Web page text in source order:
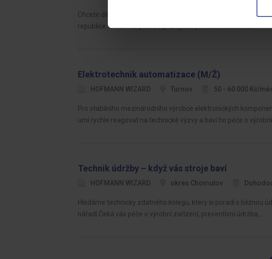
Chcete dělat elektro práci, která není pořád dokola
republice. Čeká Vás práce v průmyslových, komerčních a…
Elektrotechnik automatizace (M/Ž)
HOFMANN WIZARD Turnov 50 - 60 000 Kč/
Pro stabilního mezinárodního výrobce elektronických
umí rychle reagovat na technické výzvy a baví ho péče o výrobní…
Technik údržby – když vás stroje baví
HOFMANN WIZARD okres Chomutov
Hledáme technicky zdatného kolegu, který si poradí s běžnou
nářadí.Čeká vás péče o výrobní zařízení, preventivní údržba,…